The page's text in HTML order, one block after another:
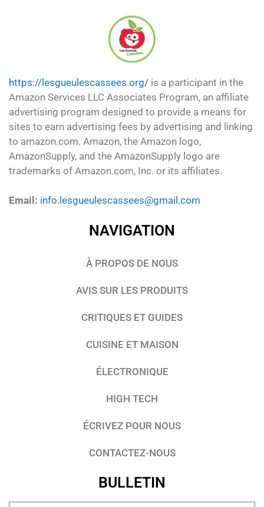
https://lesgueulescassees.org/ is a participant in the
Amazon Services LLC Associates Program, an affiliate
advertising program designed to provide a means for
sites to earn advertising fees by advertising and linking
to amazon.com. Amazon, the Amazon logo,
AmazonSupply, and the AmazonSupply logo are
trademarks of Amazon.com, Inc. or its affiliates.
Email: info.lesgueulescassees@gmail.com
NAVIGATION
À PROPOS DE NOUS
AVIS SUR LES PRODUITS
CRITIQUES ET GUIDES
CUISINE ET MAISON
ÉLECTRONIQUE
HIGH TECH
ÉCRIVEZ POUR NOUS
CONTACTEZ-NOUS
BULLETIN